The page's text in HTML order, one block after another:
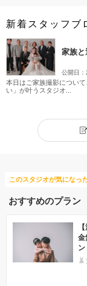
新着スタッフブ
家族と
公開日：
本日はご家族撮影につい
い」が叶うスタジオ...
このスタジオが気になっ
おすすめのプラン
金